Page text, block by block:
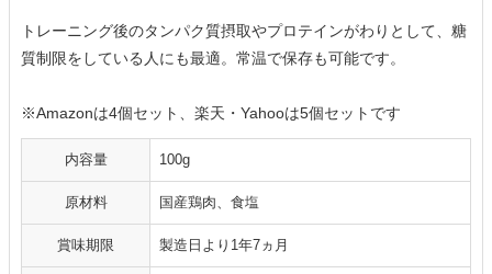
トレーニング後のタンパク質摂取やプロテインがわりとして、糖
質制限をしている人にも最適。常温で保存も可能です。
※Amazonは4個セット、楽天・Yahooは5個セットです
内容量 100g
原材料 国産鶏肉、食塩
賞味期限 製造日より1年7ヵ月